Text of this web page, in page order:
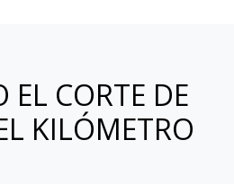
EL CORTE DE
KILÓMETRO